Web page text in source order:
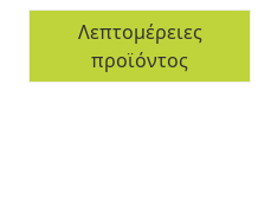
Λεπτομέρειες
προϊόντος